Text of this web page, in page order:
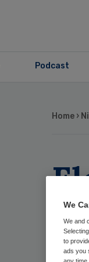
Podcast
Home ›
We
We and
to
ads you